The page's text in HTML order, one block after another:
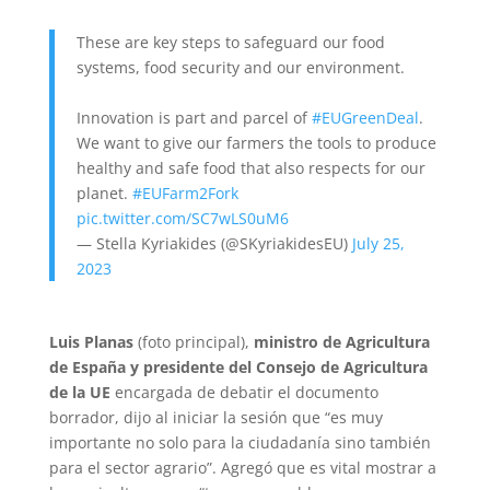
These are key steps to safeguard our food
systems, food security and our environment.
Innovation is part and parcel of#EUGreenDeal.
We want to give our farmers the tools to produce
healthy and safe food that also respects for our
planet. #EUFarm2Fork
pic.twitter.com/SC7wLS0uM6
— Stella Kyriakides (@SKyriakidesEU) July 25,
2023
Luis Planas(foto principal), ministro de Agricultura
de España y presidente del Consejo de Agricultura
de la UE encargada de debatir el documento
borrador, dijo al iniciar la sesión que “es muy
importante no solo para la ciudadanía sino también
para el sector agrario”. Agregó que es vital mostrar a